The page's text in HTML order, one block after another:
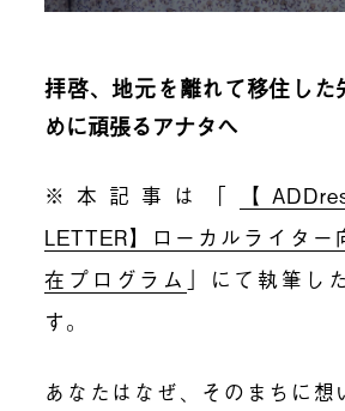
拝啓、地元を離れて移住した
めに頑張るアナタへ
※本記事は「
【
LETTER】ローカルライター
在プログラム 」にて執筆し
す。
あなたはなぜ、そのまちに想